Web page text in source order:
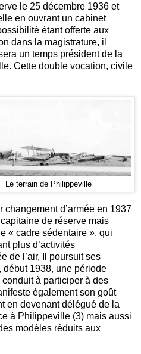
le 25 décembre 1936 et
en ouvrant un cabinet
étant offerte aux
dans la magistrature, il
un temps président de la
Cette double vocation, civile
Le terrain de Philippeville
changement d’armée en 1937
de réserve mais
« cadre sédentaire », qui
plus d’activités
de l’air, Il poursuit ses
début 1938, une période
à participer à des
également son goût
en devenant délégué de la
à Philippeville (3) mais aussi
modèles réduits aux